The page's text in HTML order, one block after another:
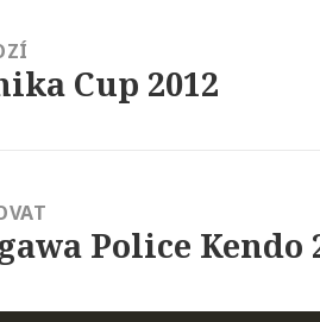
Cup 2012
Police Kendo